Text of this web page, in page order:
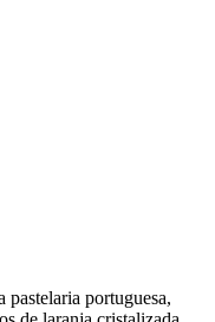
pastelaria portuguesa,